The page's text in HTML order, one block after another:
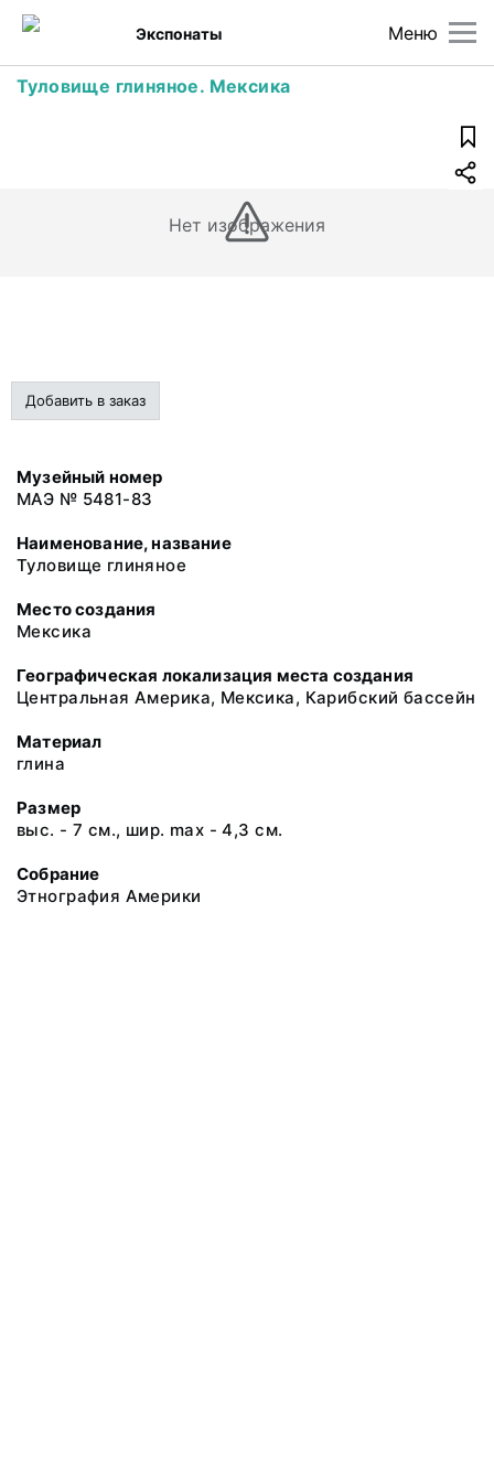
Меню
Экспонаты
Туловище глиняное. Мексика
Нет изображения
Добавить в заказ
Музейный номер
МАЭ № 5481-83
Наименование, название
Туловище глиняное
Место создания
Мексика
Географическая локализация места создания
Центральная Америка, Мексика, Карибский бассейн
Материал
глина
Размер
выс. - 7 см., шир. max - 4,3 см.
Собрание
Этнография Америки